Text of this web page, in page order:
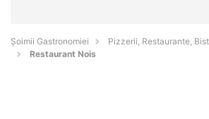
Șoimii Gastronomiei
Pizzerii, Restaurante,
Restaurant Nois